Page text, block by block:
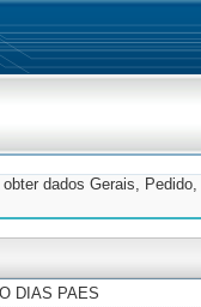
dados Gerais,
DIAS PAES